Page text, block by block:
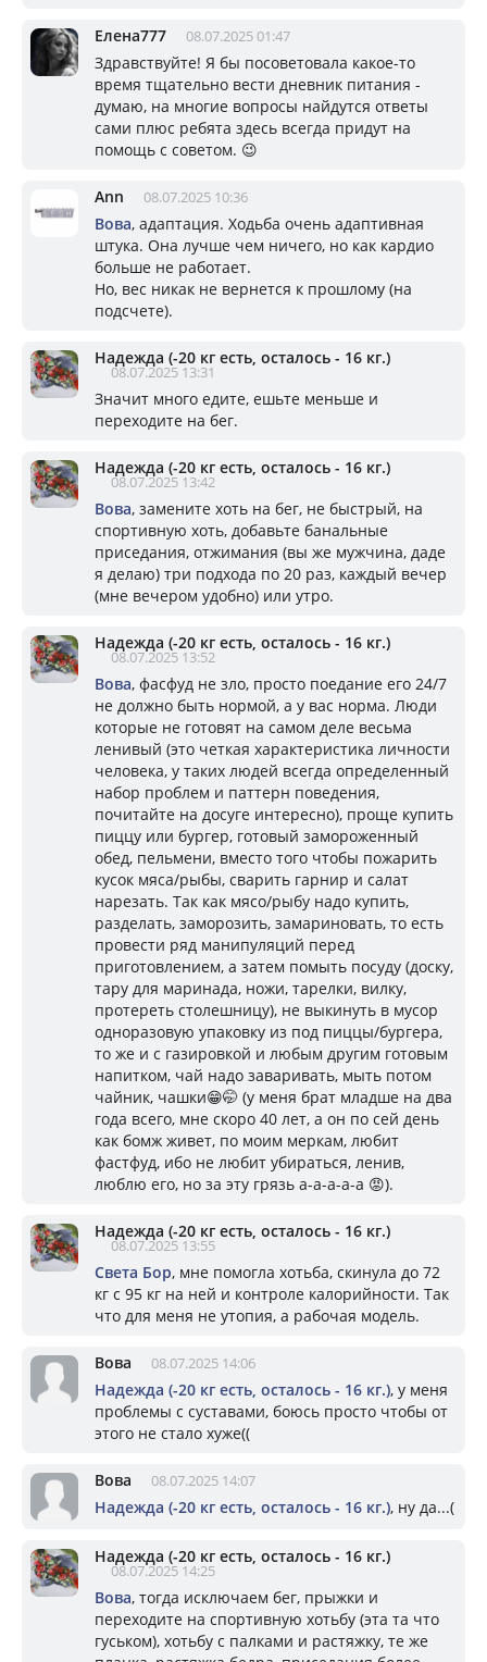
Елена777 08.07.2025 01:47
Здравствуйте! Я бы посоветовала какое-то
время тщательно вести дневник питания -
думаю, на многие вопросы найдутся ответы
сами плюс ребята здесь всегда придут на
помощь с советом. 😉
Ann 08.07.2025 10:36
Вова, адаптация. Ходьба очень адаптивная
штука. Она лучше чем ничего, но как кардио
больше не работает.
Но, вес никак не вернется к прошлому (на
подсчете).
Надежда (-20 кг есть, осталось - 16 кг.)
08.07.2025 13:31
Значит много едите, ешьте меньше и
переходите на бег.
Надежда (-20 кг есть, осталось - 16 кг.)
08.07.2025 13:42
Вова, замените хоть на бег, не быстрый, на
спортивную хоть, добавьте банальные
приседания, отжимания (вы же мужчина, даде
я делаю) три подхода по 20 раз, каждый вечер
(мне вечером удобно) или утро.
Надежда (-20 кг есть, осталось - 16 кг.)
08.07.2025 13:52
Вова, фасфуд не зло, просто поедание его 24/7
не должно быть нормой, а у вас норма. Люди
которые не готовят на самом деле весьма
ленивый (это четкая характеристика личности
человека, у таких людей всегда определенный
набор проблем и паттерн поведения,
почитайте на досуге интересно), проще купить
пиццу или бургер, готовый замороженный
обед, пельмени, вместо того чтобы пожарить
кусок мяса/рыбы, сварить гарнир и салат
нарезать. Так как мясо/рыбу надо купить,
разделать, заморозить, замариновать, то есть
провести ряд манипуляций перед
приготовлением, а затем помыть посуду (доску,
тару для маринада, ножи, тарелки, вилку,
протереть столешницу), не выкинуть в мусор
одноразовую упаковку из под пиццы/бургера,
то же и с газировкой и любым другим готовым
напитком, чай надо заваривать, мыть потом
чайник, чашки😁🤭 (у меня брат младше на два
года всего, мне скоро 40 лет, а он по сей день
как бомж живет, по моим меркам, любит
фастфуд, ибо не любит убираться, ленив,
люблю его, но за эту грязь а-а-а-а-а 😡).
Надежда (-20 кг есть, осталось - 16 кг.)
08.07.2025 13:55
Света Бор, мне помогла хотьба, скинула до 72
кг с 95 кг на ней и контроле калорийности. Так
что для меня не утопия, а рабочая модель.
Вова 08.07.2025 14:06
Надежда (-20 кг есть, осталось - 16 кг.), у меня
проблемы с суставами, боюсь просто чтобы от
этого не стало хуже((
Вова 08.07.2025 14:07
Надежда (-20 кг есть, осталось - 16 кг.), ну да...(
Надежда (-20 кг есть, осталось - 16 кг.)
08.07.2025 14:25
Вова, тогда исключаем бег, прыжки и
переходите на спортивную хотьбу (эта та что
гуськом), хотьбу с палками и растяжку, те же